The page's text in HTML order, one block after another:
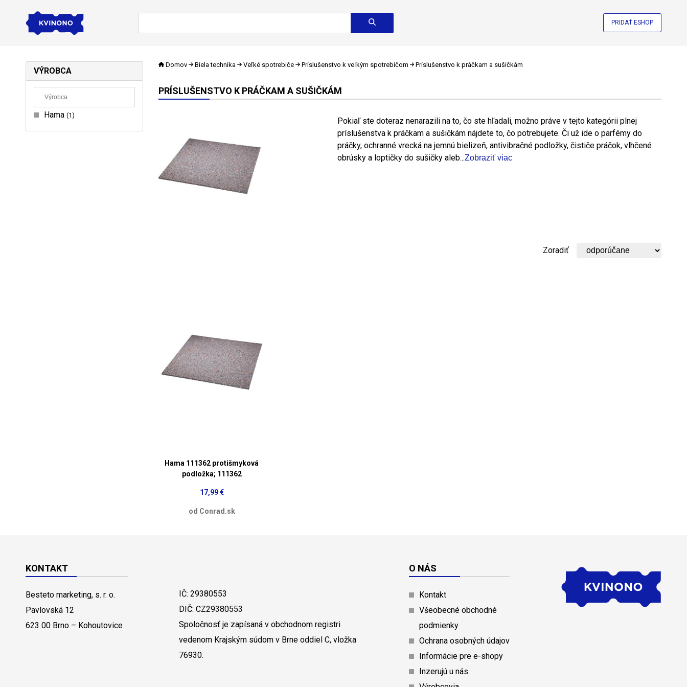
PRIDAŤ ESHOP
VÝROBCA
Hama 1
Domov Biela technika Veľké spotrebiče Príslušenstvo k veľkým spotrebičom Príslušenstvo k práčkam a sušičkám
PRÍSLUŠENSTVO K PRÁČKAM A SUŠIČKÁM
Pokiaľ ste doteraz nenarazili na to, čo ste hľadali, možno práve v tejto kategórii plnej
príslušenstva k práčkam a sušičkám nájdete to, čo potrebujete. Či už ide o parfémy do
práčky, ochranné vrecká na jemnú bielizeň, antivibračné podložky, čističe práčok, vlhčené
obrúsky a loptičky do sušičky aleb...Zobraziť viac
Zoradiť
Hama 111362 protišmyková
podložka; 111362
17,99 €
od Conrad.sk
KONTAKT
Besteto marketing, s. r. o.
Pavlovská 12
623 00 Brno – Kohoutovice
IČ: 29380553
DIČ: CZ29380553
Spoločnosť je zapísaná v obchodnom registri
vedenom Krajským súdom v Brne oddiel C, vložka
76930.
O NÁS
Kontakt
Všeobecné obchodné
podmienky
Ochrana osobných údajov
Informácie pre e-shopy
Inzerujú u nás